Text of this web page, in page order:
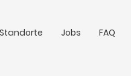
Standorte Jobs FAQ